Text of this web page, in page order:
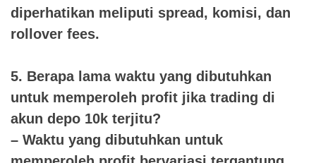
diperhatikan meliputi spread, komisi, dan
rollover fees.
5. Berapa lama waktu yang dibutuhkan
untuk memperoleh profit jika trading di
akun depo 10k terjitu?
– Waktu yang dibutuhkan untuk